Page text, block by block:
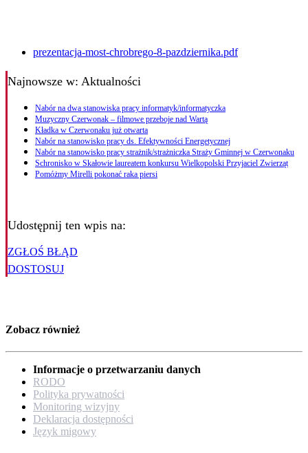
prezentacja-most-chrobrego-8-pazdziernika.pdf
Najnowsze w: Aktualności
Nabór na dwa stanowiska pracy informatyk/informatyczka
Muzyczny Czerwonak – filmowe przeboje nad Wartą
Kładka w Czerwonaku już otwarta
Nabór na stanowisko pracy ds. Efektywności Energetycznej
Nabór na stanowisko pracy strażnik/strażniczka Straży Gminnej w Czerwonaku
Schronisko w Skałowie laureatem konkursu Wielkopolski Przyjaciel Zwierząt
Pomóżmy Mirelli pokonać raka piersi
Udostępnij ten wpis na:
ZGŁOŚ BŁĄD
DOSTOSUJ
Zobacz również
Informacje o przetwarzaniu danych
RODO
Polityka prywatności
Monitoring wizyjny
Deklaracja dostępności
Język migowy